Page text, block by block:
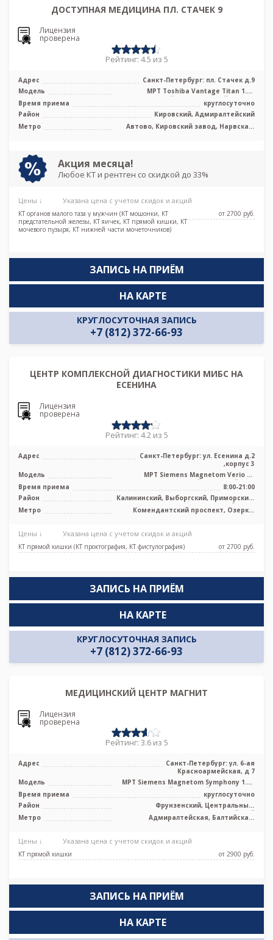
ДОСТУПНАЯ МЕДИЦИНА ПЛ. СТАЧЕК 9
Лицензия
проверена
Рейтинг: 4.5 из 5
Адрес
Санкт-Петербург: пл. Стачек д.9
Модель
МРТ Toshiba Vantage Titan 1.5T
высокопольный полуоткрытый тип, КТ
Tosh ...
Время приема
круглосуточно
Район
Кировский, Адмиралтейский
Метро
Автово, Кировский завод, Нарвская,
Акция месяца!
Любое КТ и рентген со скидкой до 33%
Цены ↓ Указана цена с учетом скидок и акций
КТ органов малого таза у мужчин (КТ мошонки, КТ
предстательной железы, КТ яичек, КТ прямой кишки, КТ
мочевого пузыря, КТ нижней части мочеточников)
от 2700 pуб.
ЗАПИСЬ НА ПРИЁМ
КРУГЛОСУТОЧНАЯ ЗАПИСЬ
+7 (812) 372-66-93
НА КАРТЕ
ЦЕНТР КОМПЛЕКСНОЙ ДИАГНОСТИКИ МИБС НА
ЕСЕНИНА
Лицензия
проверена
Рейтинг: 4.2 из 5
Адрес
Санкт-Петербург: ул. Есенина д.2
,корпус 3
Модель
МРТ Siemens Magnetom Verio 3T
сверхвысокопольный закрытый тип,
КТ Siem ...
Время приема
8:00-21:00
Район
Калининский, Выборгский, Приморский,
Лен. область
Метро
Комендантский проспект, Озерки,
Цены ↓ Указана цена с учетом скидок и акций
КТ прямой кишки (КТ проктография, КТ фистулография) от 2700 pуб.
ЗАПИСЬ НА ПРИЁМ
КРУГЛОСУТОЧНАЯ ЗАПИСЬ
+7 (812) 372-66-93
НА КАРТЕ
МЕДИЦИНСКИЙ ЦЕНТР МАГНИТ
Лицензия
проверена
Рейтинг: 3.6 из 5
Адрес
Санкт-Петербург: ул. 6-ая
Красноармейская, д 7
Модель
МРТ Siemens Magnetom Symphony 1.5T
высокопольный закрытый тип, КТ Siem
...
Время приема
круглосуточно
Район
Фрунзенский, Центральный,
Адмиралтейский
Метро
Адмиралтейская, Балтийская,
институт, Фрунзенская
Цены ↓ Указана цена с учетом скидок и акций
КТ прямой кишки от 2900 pуб.
ЗАПИСЬ НА ПРИЁМ
НА КАРТЕ